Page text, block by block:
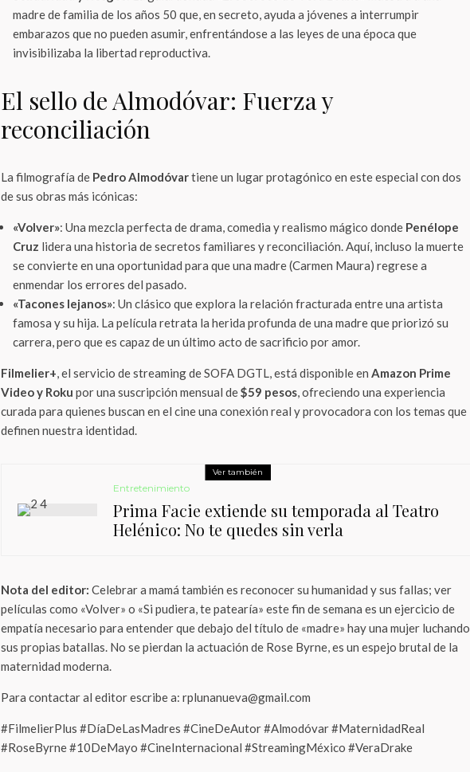
madre de familia de los años 50 que, en secreto, ayuda a jóvenes a interrumpir
embarazos que no pueden asumir, enfrentándose a las leyes de una época que
invisibilizaba la libertad reproductiva.
El sello de Almodóvar: Fuerza y
reconciliación
La filmografía de Pedro Almodóvartiene un lugar protagónico en este especial con dos
de sus obras más icónicas:
«Volver»: Una mezcla perfecta de drama, comedia y realismo mágico donde Penélope
Cruz lidera una historia de secretos familiares y reconciliación. Aquí, incluso la muerte
se convierte en una oportunidad para que una madre (Carmen Maura) regrese a
enmendar los errores del pasado.
«Tacones lejanos»: Un clásico que explora la relación fracturada entre una artista
famosa y su hija. La película retrata la herida profunda de una madre que priorizó su
carrera, pero que es capaz de un último acto de sacrificio por amor.
Filmelier+, el servicio de streaming de SOFA DGTL, está disponible en Amazon Prime
Video y Roku por una suscripción mensual de$59 pesos, ofreciendo una experiencia
curada para quienes buscan en el cine una conexión real y provocadora con los temas que
definen nuestra identidad.
Ver también
Entretenimiento
Prima Facie extiende su temporada al Teatro
Helénico: No te quedes sin verla
Nota del editor: Celebrar a mamá también es reconocer su humanidad y sus fallas; ver
películas como «Volver» o «Si pudiera, te patearía» este fin de semana es un ejercicio de
empatía necesario para entender que debajo del título de «madre» hay una mujer luchando
sus propias batallas. No se pierdan la actuación de Rose Byrne, es un espejo brutal de la
maternidad moderna.
Para contactar al editor escribe a: rplunanueva@gmail.com
#FilmelierPlus #DíaDeLasMadres #CineDeAutor #Almodóvar #MaternidadReal
#RoseByrne #10DeMayo #CineInternacional #StreamingMéxico #VeraDrake